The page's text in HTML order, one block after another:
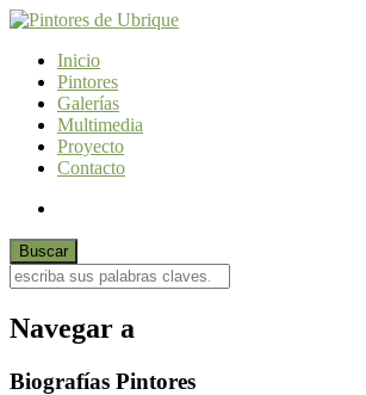
Inicio
Pintores
Galerías
Multimedia
Proyecto
Contacto
Navegar a
Biografías Pintores